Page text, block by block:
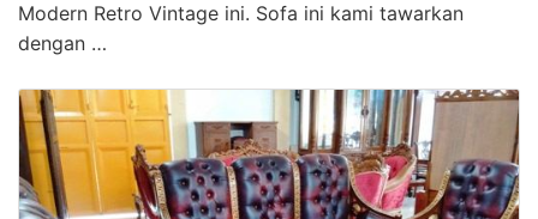
Modern Retro Vintage ini. Sofa ini kami tawarkan
dengan …